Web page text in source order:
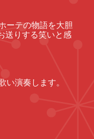
ーテの物語を大胆
送りする笑いと感
い演奏します。